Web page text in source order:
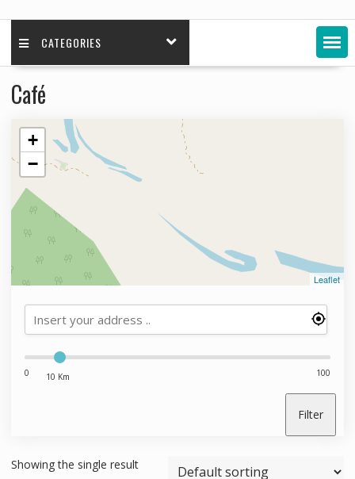
CATEGORIES
Café
+
−
Leaflet
0 10 Km 100
Filter
Showing the single result